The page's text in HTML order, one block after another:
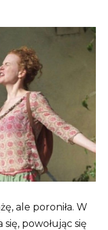
ale poroniła. W
powołując się